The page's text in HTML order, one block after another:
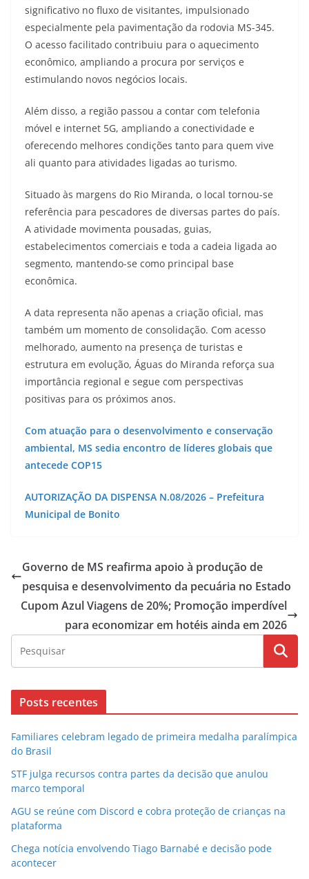
significativo no fluxo de visitantes, impulsionado
especialmente pela pavimentação da rodovia MS-345.
O acesso facilitado contribuiu para o aquecimento
econômico, ampliando a procura por serviços e
estimulando novos negócios locais.
Além disso, a região passou a contar com telefonia
móvel e internet 5G, ampliando a conectividade e
oferecendo melhores condições tanto para quem vive
ali quanto para atividades ligadas ao turismo.
Situado às margens do Rio Miranda, o local tornou-se
referência para pescadores de diversas partes do país.
A atividade movimenta pousadas, guias,
estabelecimentos comerciais e toda a cadeia ligada ao
segmento, mantendo-se como principal base
econômica.
A data representa não apenas a criação oficial, mas
também um momento de consolidação. Com acesso
melhorado, aumento na presença de turistas e
estrutura em evolução, Águas do Miranda reforça sua
importância regional e segue com perspectivas
positivas para os próximos anos.
Com atuação para o desenvolvimento e conservação
ambiental, MS sedia encontro de líderes globais que
antecede COP15
AUTORIZAÇÃO DA DISPENSA N.08/2026 – Prefeitura
Municipal de Bonito
Governo de MS reafirma apoio à produção de
pesquisa e desenvolvimento da pecuária no Estado
Cupom Azul Viagens de 20%; Promoção imperdível
para economizar em hotéis ainda em 2026
Posts recentes
Familiares celebram legado de primeira medalha paralímpica
do Brasil
STF julga recursos contra partes da decisão que anulou
marco temporal
AGU se reúne com Discord e cobra proteção de crianças na
plataforma
Chega notícia envolvendo Tiago Barnabé e decisão pode
acontecer